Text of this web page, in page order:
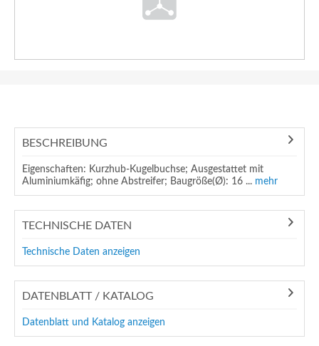
BESCHREIBUNG
Eigenschaften: Kurzhub-Kugelbuchse; Ausgestattet mit
Aluminiumkäfig; ohne Abstreifer; Baugröße(Ø): 16 ... mehr
TECHNISCHE DATEN
Technische Daten anzeigen
DATENBLATT / KATALOG
Datenblatt und Katalog anzeigen